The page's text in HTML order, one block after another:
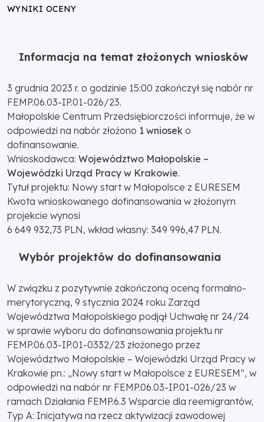
WYNIKI OCENY
Informacja na temat złożonych wniosków
3 grudnia 2023 r. o godzinie 15:00 zakończył się nabór nr
FEMP.06.03-IP.01-026/23.
Małopolskie Centrum Przedsiębiorczości informuje, że w
odpowiedzi na nabór złożono 1 wniosek o
dofinansowanie.
Wnioskodawca: Województwo Małopolskie –
Wojewódzki Urząd Pracy w Krakowie.
Tytuł projektu: Nowy start w Małopolsce z EURESEM
Kwota wnioskowanego dofinansowania w złożonym
projekcie wynosi
6 649 932,73 PLN, wkład własny: 349 996,47 PLN.
Wybór projektów do dofinansowania
W związku z pozytywnie zakończoną oceną formalno-
merytoryczną, 9 stycznia 2024 roku Zarząd
Województwa Małopolskiego podjął Uchwałę nr 24/24
w sprawie wyboru do dofinansowania projektu nr
FEMP.06.03-IP.01-0332/23 złożonego przez
Województwo Małopolskie – Wojewódzki Urząd Pracy w
Krakowie pn.: „Nowy start w Małopolsce z EURESEM”, w
odpowiedzi na nabór nr FEMP.06.03-IP.01-026/23 w
ramach Działania FEMP.6.3 Wsparcie dla reemigrantów,
Typ A: Inicjatywa na rzecz aktywizacji zawodowej